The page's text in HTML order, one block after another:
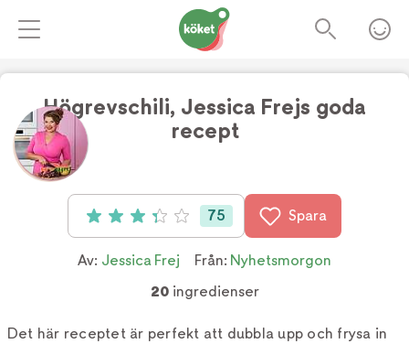
Högrevschili, Jessica Frejs goda
recept
Betyg: 3.3 av 5 (75 röster)
75 Spara
Av: Jessica Frej Från: Nyhetsmorgon
20ingredienser
Det här receptet är perfekt att dubbla upp och frysa in